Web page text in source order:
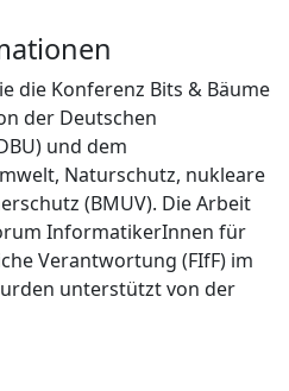
die Konferenz Bits & Bäume
der Deutschen
und dem
Naturschutz, nukleare
(BMUV). Die Arbeit
InformatikerInnen für
Verantwortung (FIfF) im
unterstützt von der